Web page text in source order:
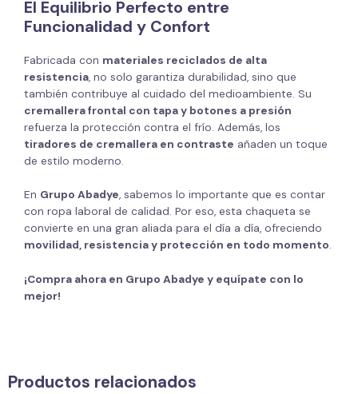
El Equilibrio Perfecto entre
Funcionalidad y Confort
Fabricada con materiales reciclados de alta
resistencia, no solo garantiza durabilidad, sino que
también contribuye al cuidado del medioambiente. Su
cremallera frontal con tapa y botones a presión
refuerza la protección contra el frío. Además, los
tiradores de cremallera en contraste añaden un toque
de estilo moderno.
En Grupo Abadye, sabemos lo importante que es contar
con ropa laboral de calidad. Por eso, esta chaqueta se
convierte en una gran aliada para el día a día, ofreciendo
movilidad, resistencia y protección en todo momento.
¡Compra ahora en Grupo Abadye y equípate con lo
mejor!
Productos relacionados